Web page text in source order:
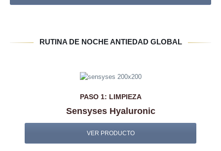
RUTINA DE NOCHE ANTIEDAD GLOBAL
PASO 1: LIMPIEZA
Sensyses Hyaluronic
VER PRODUCTO